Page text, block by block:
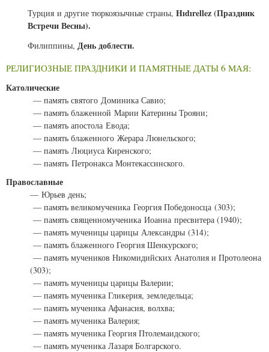
Турция и другие тюркоязычные страны, Hıdırellez (Праздник
Встречи Весны).
Филиппины, День доблести.
РЕЛИГИОЗНЫЕ ПРАЗДНИКИ И ПАМЯТНЫЕ ДАТЫ 6 МАЯ:
Католические
— память святого Доминика Савио;
— память блаженной Марии Катерины Трояни;
— память апостола Евода;
— память блаженного Жерара Люнельского;
— память Люциуса Киренского;
— память Петронакса Монтекассинского.
Православные
— Юрьев день;
— память великомученика Георгия Победоносца (303);
— память священномученика Иоанна пресвитера (1940);
— память мученицы царицы Александры (314);
— память блаженного Георгия Шенкурского;
— память мучеников Никомидийских Анатолия и Протолеона
(303);
— память мученицы царицы Валерии;
— память мученика Гликерия, земледельца;
— память мученика Афанасия, волхва;
— память мученика Валерия;
— память мученика Георгия Птолемаидского;
— память мученика Лазаря Болгарского.